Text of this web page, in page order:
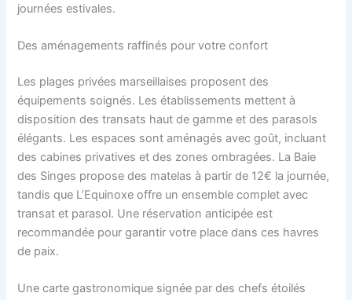
journées estivales.
Des aménagements raffinés pour votre confort
Les plages privées marseillaises proposent des
équipements soignés. Les établissements mettent à
disposition des transats haut de gamme et des parasols
élégants. Les espaces sont aménagés avec goût, incluant
des cabines privatives et des zones ombragées. La Baie
des Singes propose des matelas à partir de 12€ la journée,
tandis que L’Equinoxe offre un ensemble complet avec
transat et parasol. Une réservation anticipée est
recommandée pour garantir votre place dans ces havres
de paix.
Une carte gastronomique signée par des chefs étoilés